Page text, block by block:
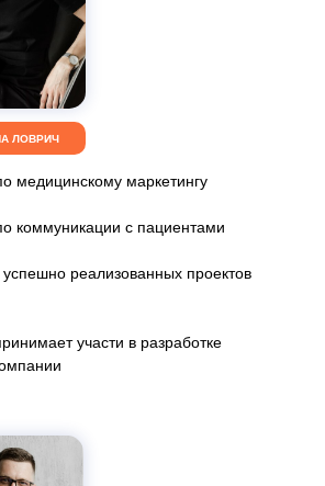
медицинскому маркетингу
коммуникации с пациентами
реализованных проектов
участи в разработке
ЛОВРИЧ